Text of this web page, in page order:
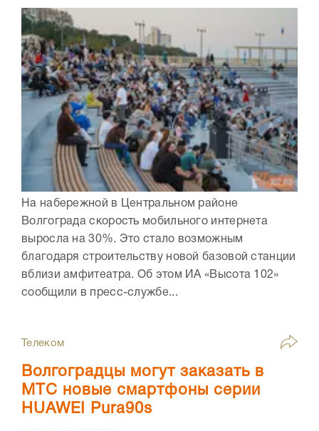
На набережной в Центральном районе
Волгограда скорость мобильного интернета
выросла на 30%. Это стало возможным
благодаря строительству новой базовой станции
вблизи амфитеатра. Об этом ИА «Высота 102»
сообщили в пресс-службе...
Телеком
Волгоградцы могут заказать в
МТС новые смартфоны серии
HUAWEI Pura90s